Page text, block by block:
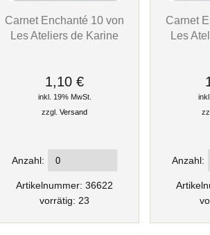
Carnet Enchanté 10 von
Les Ateliers de Karine
1,10 €
inkl. 19% MwSt.
zzgl.Versand
Anzahl:
Artikelnummer: 36622
vorrätig: 23
Carnet
Les
Anzahl: